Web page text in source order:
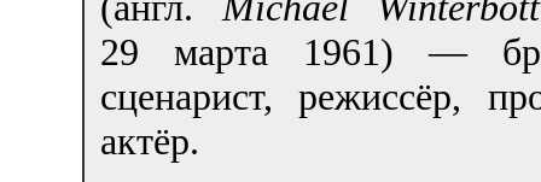
29 марта 1961) —
сценарист, режиссёр,
актёр.